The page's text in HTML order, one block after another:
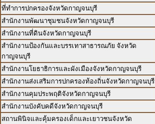
ที่ทำการปกครองจังหวัดกาญจนบุรี
สำนักงานพัฒนาชุมชนจังหวัดกาญจนบุรี
สำนักงานที่ดินจังหวัดกาญจนบุรี
สำนักงานป้องกันและบรรเทาสาธารณภัย จังหวัด
กาญจนบุรี
สำนักงานโยธาธิการและผังเมืองจังหวัดกาญจนบุรี
สำนักงานส่งเสริมการปกครองท้องถิ่นจังหวัดกาญจนบุรี
สำนักงานคุมประพฤติจังหวัดกาญจนบุรี
สำนักงานบังคับคดีจังหวัดกาญจนบุรี
สถานพินิจและคุ้มครองเด็กและเยาวชนจังหวัด